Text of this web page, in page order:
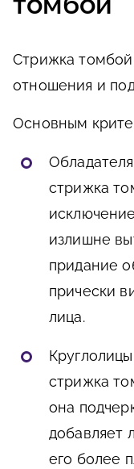
Стрижка томбой
отношения и
Основным
стрижка
излишне
придание
прически
лица.
стрижка
она
добавляет
его более